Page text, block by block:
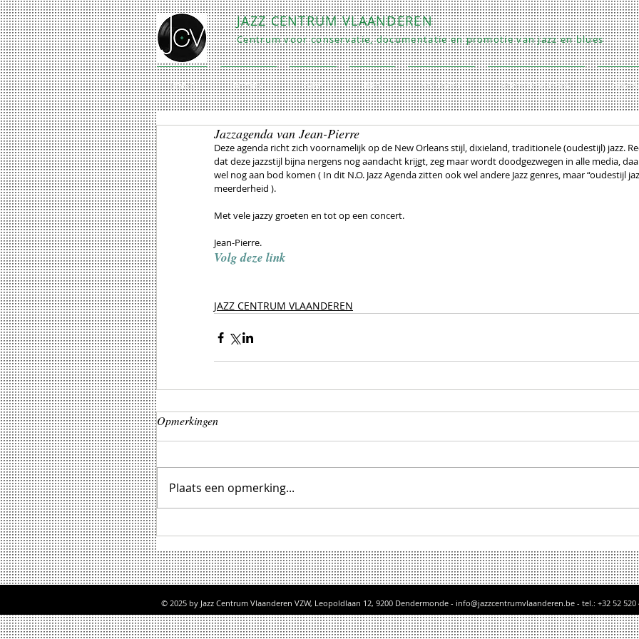
JAZZ CENTRUM VLAANDEREN
Centrum voor conservatie, documentatie en promotie van jazz en blues
HOME BEZOEK EXPO INFO COLLECTIE REPETITIES/LESSEN
Jazzagenda van Jean-Pierre
Deze agenda richt zich voornamelijk op de New Orleans stijl, dixieland, traditionele (oudestijl) jazz.
dat deze jazzstijl bijna nergens nog aandacht krijgt, zeg maar wordt doodgezwegen in alle media,
wel nog aan bod komen ( In dit N.O. Jazz Agenda zitten ook wel andere Jazz genres, maar “oudestijl
meerderheid ).
Met vele jazzy groeten en tot op een concert.
Jean-Pierre.
Volg deze link
JAZZ CENTRUM VLAANDEREN
Opmerkingen
Plaats een opmerking...
© 2025 by Jazz Centrum Vlaanderen VZW, Leopoldlaan 12, 9200 Dendermonde - info@jazzcentrumvlaanderen.be - tel.: +32 52